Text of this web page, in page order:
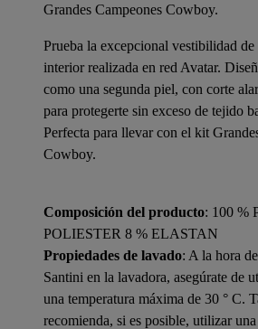
Grandes Campeones Cowboy.
Prueba la excepcional vestibilidad de
interior realizada en red Avatar.
como una segunda piel, con corte
para protegerte sin exceso de tejido
Perfecta para llevar con el kit
Cowboy.
Composición del producto: 100 %
POLIESTER 8 % ELASTAN
Propiedades de lavado: A la hora
Santini en la lavadora, asegúrate de
una temperatura máxima de 30 ° C.
recomienda, si es posible, utilizar